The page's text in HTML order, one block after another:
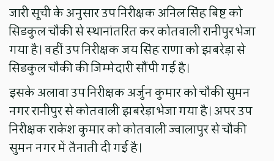
जारी सूची के अनुसार उप निरीक्षक अनिल सिंह बिष्ट को
सिडकुल चौकी से स्थानांतरित कर कोतवाली रानीपुर भेजा
गया है। वहीं उप निरीक्षक जय सिंह राणा को झबरेड़ा से
सिडकुल चौकी की जिम्मेदारी सौंपी गई है।
इसके अलावा उप निरीक्षक अर्जुन कुमार को चौकी सुमन
नगर रानीपुर से कोतवाली झबरेड़ा भेजा गया है। अपर उप
निरीक्षक राकेश कुमार को कोतवाली ज्वालापुर से चौकी
सुमन नगर में तैनाती दी गई है।